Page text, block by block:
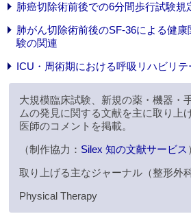
肺癌切除術前後での6分間歩行試験規
肺がん切除術前後のSF-36による健
験の関連
ICU・周術期における呼吸リハビリテ
大規模臨床試験、新規の薬・機器・
ムの発見に関する文献を主に取り上
医師のコメントを掲載。
（制作協力： Silex 知の文献サービス ）
取り上げる主なジャーナル（整形外
Physical Therapy